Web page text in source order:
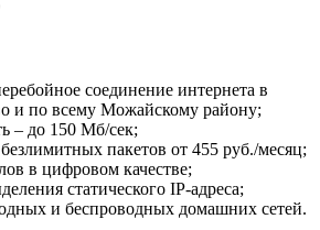
соединение интернета в
и по всему Можайскому району;
– до 150 Мб/сек;
пакетов от 455 руб./месяц;
в цифровом качестве;
статического IP-адреса;
и беспроводных домашних сетей.